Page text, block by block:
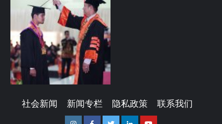
社会新闻 新闻专栏 隐私政策 联系我们